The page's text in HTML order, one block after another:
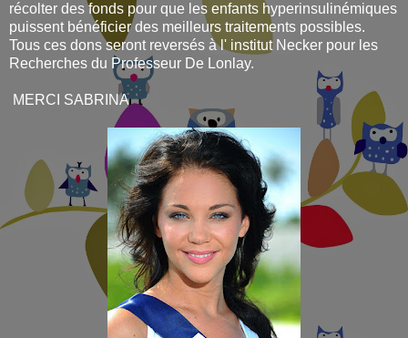
récolter des fonds pour que les enfants hyperinsulinémiques
puissent bénéficier des meilleurs traitements possibles.
Tous ces dons seront reversés à l' institut Necker pour les
Recherches du Professeur De Lonlay.
MERCI SABRINA